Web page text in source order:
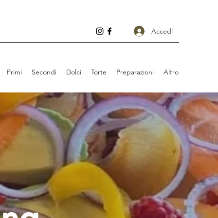
Accedi
Primi Secondi Dolci Torte Preparazioni Altro